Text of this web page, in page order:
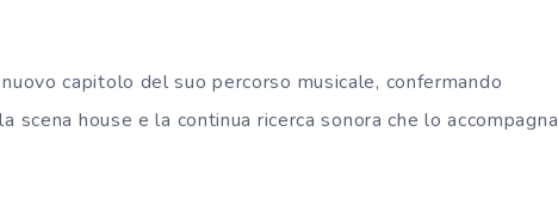
capitolo del suo percorso musicale, confermando
scena house e la continua ricerca sonora che lo accompagna